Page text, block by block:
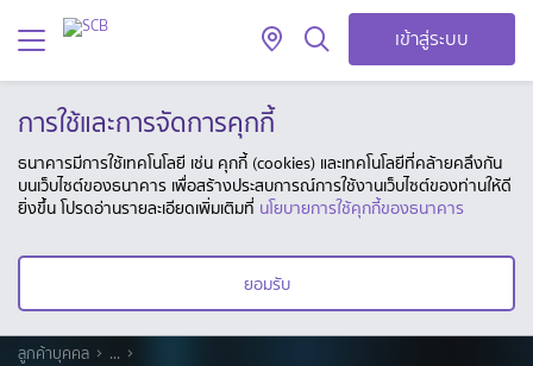
เข้าสู่ระบบ
การใช้และการจัดการคุกกี้
ธนาคารมีการใช้เทคโนโลยี เช่น คุกกี้ (cookies) และเทคโนโลยีที่คล้ายคลึงกัน
บนเว็บไซต์ของธนาคาร เพื่อสร้างประสบการณ์การใช้งานเว็บไซต์ของท่านให้ดี
ยิ่งขึ้น โปรดอ่านรายละเอียดเพิ่มเติมที่ นโยบายการใช้คุกกี้ของธนาคาร
ยอมรับ
ลูกค้าบุคคล
...